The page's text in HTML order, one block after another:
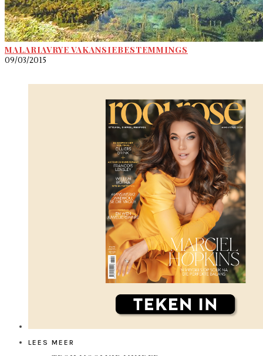
MALARIAVRYE VAKANSIEBESTEMMINGS
09/03/2015
LEES MEER